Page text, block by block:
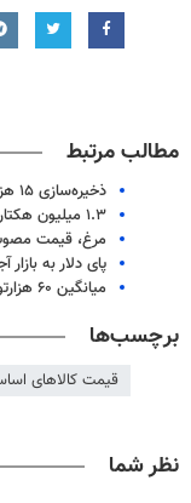
مطالب مرتبط
ذخیره‌سازی ۱۵ هزار تن سیب و پرتقال برای تنظیم بازار شب عید
۱.۳ میلیون هکتار از گندم‌زارهای کشور زیر کشت قراردادی
مرغ، قیمت مصوب را
پای دلار به بازار
میانگین ۶۰ هزارتومانی قیمت گوشت مرغ / واردات ادامه دار گوشت قرمز
برچسب‌ها
قیمت کالاهای
نظر شما